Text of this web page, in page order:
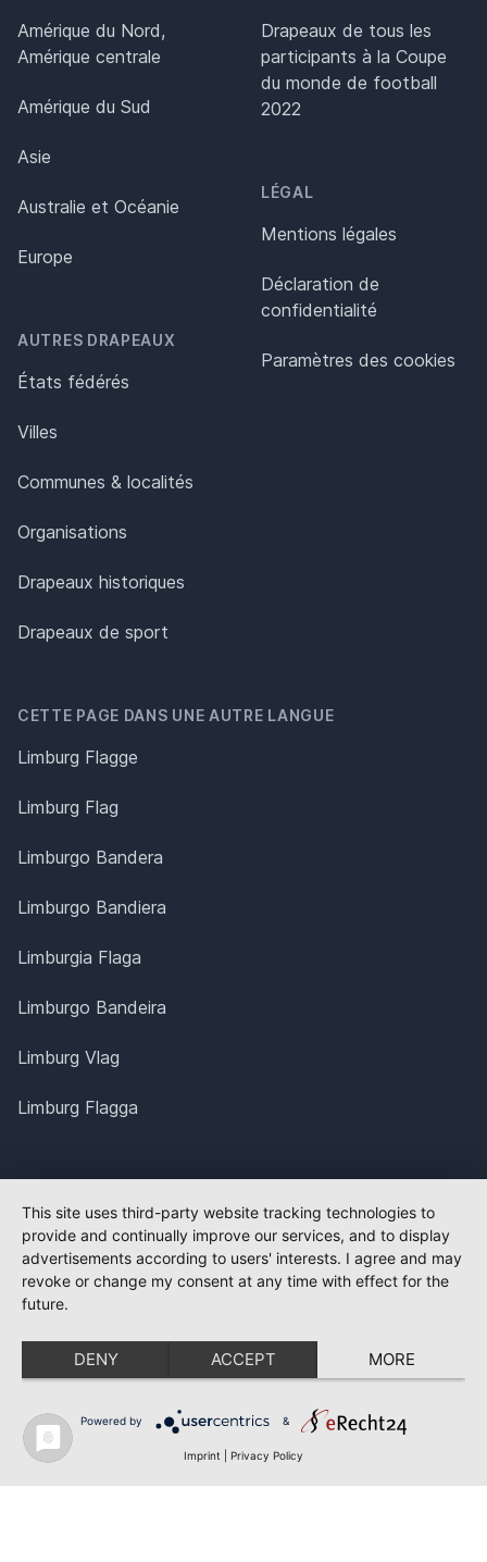
Amérique du Nord,
Amérique centrale
Amérique du Sud
Asie
Australie et Océanie
Europe
AUTRES DRAPEAUX
États fédérés
Villes
Communes & localités
Organisations
Drapeaux historiques
Drapeaux de sport
Drapeaux de tous les
participants à la Coupe
du monde de football
2022
LÉGAL
Mentions légales
Déclaration de
confidentialité
Paramètres des cookies
CETTE PAGE DANS UNE AUTRE LANGUE
Limburg Flagge
Limburg Flag
Limburgo Bandera
Limburgo Bandiera
Limburgia Flaga
Limburgo Bandeira
Limburg Vlag
Limburg Flagga
This site uses third-party website tracking technologies to
provide and continually improve our services, and to display
advertisements according to users' interests. I agree and may
revoke or change my consent at any time with effect for the
future.
DENY ACCEPT MORE
Powered by &
Imprint Privacy Policy